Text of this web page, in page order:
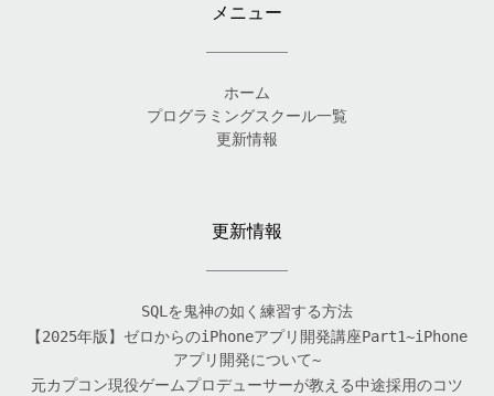
メニュー
ホーム
プログラミングスクール一覧
更新情報
更新情報
SQLを鬼神の如く練習する方法
【2025年版】ゼロからのiPhoneアプリ開発講座Part1~iPhone
アプリ開発について~
元カプコン現役ゲームプロデューサーが教える中途採用のコツ